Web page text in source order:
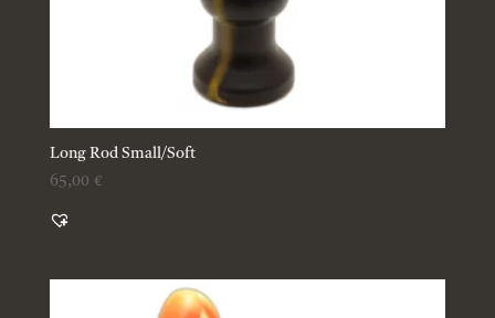
Long Rod Small/Soft
65,00 €